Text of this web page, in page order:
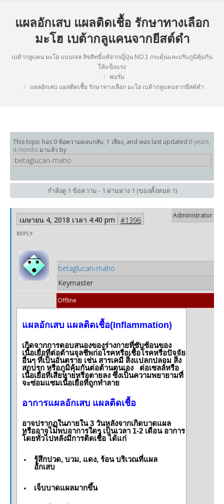
แผลอักเสบ แผลติดเชื้อ รักษาทางเลือก
มะโฮ เบต้ากลูแคนจากยีสต์ดำ
เบต้ากลูแคน มะโฮ แบบเจล ลิขสิทธิ์แท้จากญี่ปุ่น NO.1 กระตุ้นและปรับภูมิคุ้มกัน
ให้แข็งแรง
ฟอรั่ม
แผลอักเสบ แผลติดเชื้อ รักษาทางเลือก มะโฮ เบต้ากลูแคนจากยีสต์ดำ
This topic has 0 ข้อความตอบกลับ, 1 เสียง, and was last updated 8 years,
4 months มาแล้ว by
betaglucan-maho
.
กำลังดู 1 ข้อความ - 1 ผ่านทาง 1 (ของทั้งหมด 1)
เมษายน 4, 2018 เวลา 4:40 pm #1396
REPLY
betaglucan-maho
Keymaster
Offline
แผลอักเสบ แผลติดเชื้อ(Inflammation)
เกิดจากการตอบสนองของร่างกายที่ซับซ้อนของ
เนื้อเยื่อที่ต่อต้านจุลชีพก่อโรคหรือเชื้อโรคหรือปัจจัย
อื่นๆ ที่เป็นอันตราย เช่น สารเคมี สิ่งแปลกปลอม สิ่ง
สกปรก หรือภูมิคุ้มกันต่อต้านตนเอง ต่อเซลล์หรือ
เนื้อเยื่อที่เสียหายหรือตายลง ซึ่งเป็นความพยายามที่
จะซ่อมแซมเนื้อเยื่อที่ถูกทำลาย
อาการแผลอักเสบ แผลติดเชื้อ
อาจปรากฏในภายใน 3 วันหลังจากเกิดบาดแผล
หรืออาจไม่พบอาการใดๆ เป็นเวลา 1-2 เดือน อาการ
โดยทั่วไปหลังมีการติดเชื้อ ได้แก่
รู้สึกปวด, บวม, แดง, ร้อน บริเวณที่แผล
อักเสบ
เจ็บบาดแผลมากขึ้น